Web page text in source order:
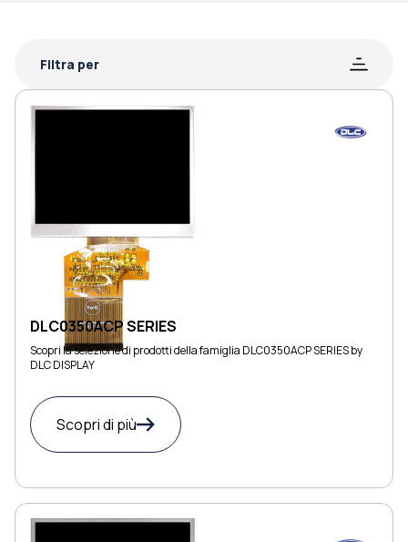
Filtra per
DLC0350ACP SERIES
Scopri la selezione di prodotti della famiglia DLC0350ACP SERIES by
DLC DISPLAY
Scopri di più